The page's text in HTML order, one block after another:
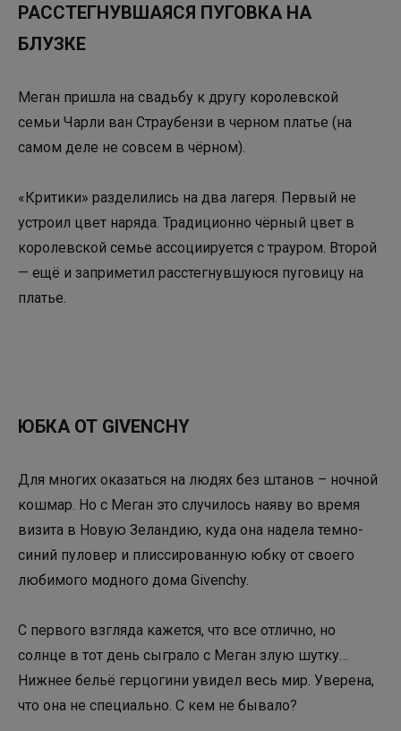
РАССТЕГНУВШАЯСЯ ПУГОВКА НА
БЛУЗКЕ
Меган пришла на свадьбу к другу королевской
семьи Чарли ван Страубензи в черном платье (на
самом деле не совсем в чёрном).
«Критики» разделились на два лагеря. Первый не
устроил цвет наряда. Традиционно чёрный цвет в
королевской семье ассоциируется с трауром. Второй
— ещё и заприметил расстегнувшуюся пуговицу на
платье.
ЮБКА ОТ GIVENCHY
Для многих оказаться на людях без штанов – ночной
кошмар. Но с Меган это случилось наяву во время
визита в Новую Зеландию, куда она надела темно-
синий пуловер и плиссированную юбку от своего
любимого модного дома Givenchy.
С первого взгляда кажется, что все отлично, но
солнце в тот день сыграло с Меган злую шутку…
Нижнее бельё герцогини увидел весь мир. Уверена,
что она не специально. С кем не бывало?